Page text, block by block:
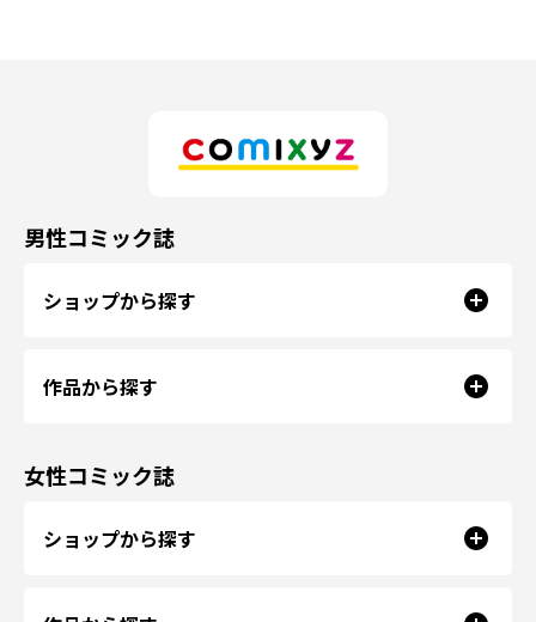
男性コミック誌
ショップから探す
作品から探す
女性コミック誌
ショップから探す